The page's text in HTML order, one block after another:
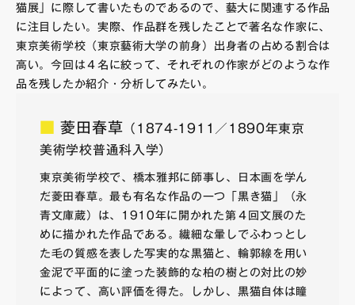
猫展」に際して書いたものであるので、藝大に関連する作品
に注目したい。実際、作品群を残したことで著名な作家に、
東京美術学校（東京藝術大学の前身）出身者の占める割合は
高い。今回は４名に絞って、それぞれの作家がどのような作
品を残したか紹介・分析してみたい。
■菱田春草 （1874-1911／1890年東京
美術学校普通科入学）
東京美術学校で、橋本雅邦に師事し、日本画を学ん
だ菱田春草。最も有名な作品の一つ「黒き猫」（永
青文庫蔵）は、1910年に開かれた第４回文展のた
めに描かれた作品である。繊細な暈しでふわっとし
た毛の質感を表した写実的な黒猫と、輪郭線を用い
金泥で平面的に塗った装飾的な柏の樹との対比の妙
によって、高い評価を得た。しかし、黒猫自体は瞳